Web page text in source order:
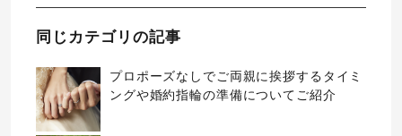
同じカテゴリの記事
プロポーズなしでご両親に挨拶するタイミ
ングや婚約指輪の準備についてご紹介